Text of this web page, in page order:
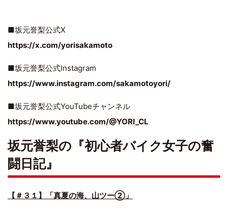
■坂元誉梨公式X
https://x.com/yorisakamoto
■坂元誉梨公式Instagram
https://www.instagram.com/sakamotoyori/
■坂元誉梨公式YouTubeチャンネル
https://www.youtube.com/@YORI_CL
坂元誉梨の『初心者バイク女子の奮
闘日記』
【＃３１】「真夏の海、山ツー②」